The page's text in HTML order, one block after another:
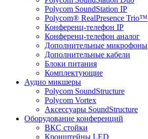
Polycom SoundStation IP
Polycom® RealPresence Trio™
Конференц-телефон IP
Конференц-телефон аналог
Дополнительные микрофоны
Дополнительные кабели
Блоки питания
Комплектующие
Аудио микшеры
Polycom SoundStructure
Polycom Vortex
Аксессуары SoundStructure
Оборудование конференций
ВКС стойки
Кронштейны LED